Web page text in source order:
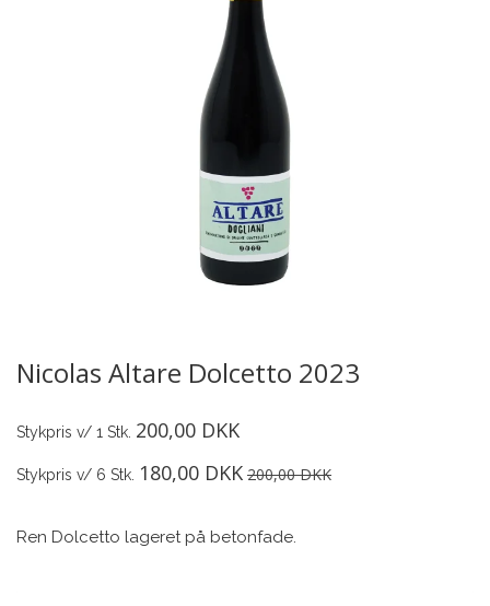
Nicolas Altare Dolcetto 2023
Stykpris v/ 1 Stk. 200,00 DKK
Stykpris v/ 6 Stk. 180,00 DKK 200,00 DKK
Ren Dolcetto lageret på betonfade.